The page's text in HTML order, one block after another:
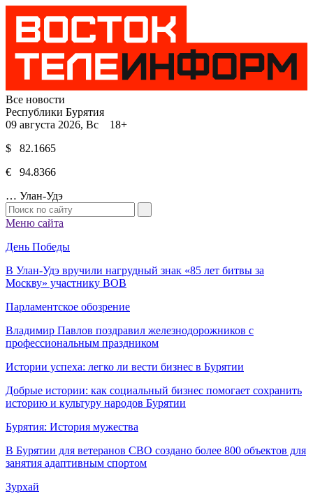
Все новости
Республики Бурятия
09 августа 2026, Вс 18+
$ 82.1665
€ 94.8366
… Улан-Удэ
Меню сайта
День Победы
В Улан-Удэ вручили нагрудный знак «85 лет битвы за
Москву» участнику ВОВ
Парламентское обозрение
Владимир Павлов поздравил железнодорожников с
профессиональным праздником
Истории успеха: легко ли вести бизнес в Бурятии
Добрые истории: как социальный бизнес помогает сохранить
историю и культуру народов Бурятии
Бурятия: История мужества
В Бурятии для ветеранов СВО создано более 800 объектов для
занятия адаптивным спортом
Зурхай